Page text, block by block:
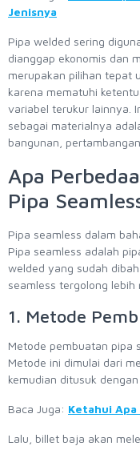
Jenisnya
Pipa welded sering
dianggap ekonomis dan
merupakan pilihan tepat
karena mematuhi
variabel terukur lainnya.
sebagai materialnya
bangunan,
Apa
Pipa
Pipa seamless dalam
Pipa seamless adalah
welded yang sudah
seamless tergolong lebih
1. Metode
Metode pembuatan pipa
Metode ini dimulai dari
kemudian ditusuk
Baca Juga: Ketahui
Lalu, billet baja akan